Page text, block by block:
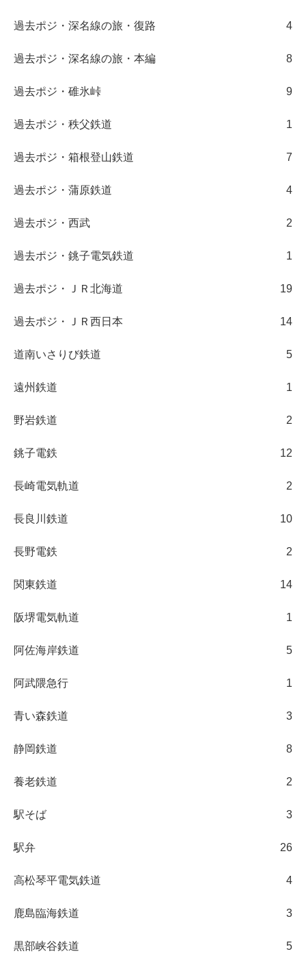
過去ポジ・深名線の旅・復路 4
過去ポジ・深名線の旅・本編 8
過去ポジ・碓氷峠 9
過去ポジ・秩父鉄道 1
過去ポジ・箱根登山鉄道 7
過去ポジ・蒲原鉄道 4
過去ポジ・西武 2
過去ポジ・銚子電気鉄道 1
過去ポジ・ＪＲ北海道 19
過去ポジ・ＪＲ西日本 14
道南いさりび鉄道 5
遠州鉄道 1
野岩鉄道 2
銚子電鉄 12
長崎電気軌道 2
長良川鉄道 10
長野電鉄 2
関東鉄道 14
阪堺電気軌道 1
阿佐海岸鉄道 5
阿武隈急行 1
青い森鉄道 3
静岡鉄道 8
養老鉄道 2
駅そば 3
駅弁 26
高松琴平電気鉄道 4
鹿島臨海鉄道 3
黒部峡谷鉄道 5